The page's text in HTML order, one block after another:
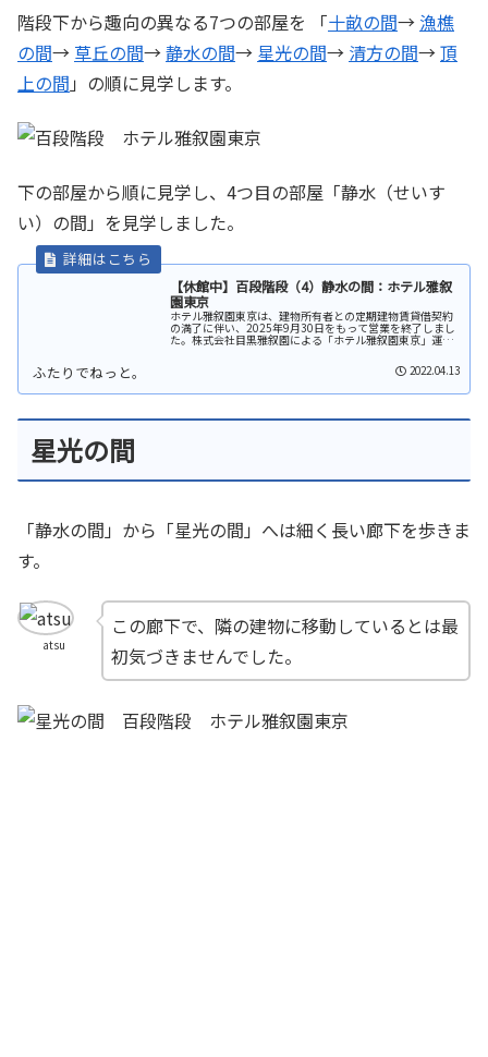
階段下から趣向の異なる7つの部屋を 「十畝の間→ 漁樵
の間→ 草丘の間→静水の間→ 星光の間→ 清方の間→頂
上の間 」の順に見学します。
下の部屋から順に見学し、4つ目の部屋「静水（せいす
い）の間」を見学しました。
【休館中】百段階段（4）静水の間：ホテル雅叙
園東京
ホテル雅叙園東京は、建物所有者との定期建物賃貸借契約
の満了に伴い、2025年9月30日をもって営業を終了しまし
た。株式会社目黒雅叙園による「ホテル雅叙園東京」運営
2022.04.13
星光の間
「静水の間」から「星光の間」へは細く長い廊下を歩きま
す。
atsu
この廊下で、隣の建物に移動しているとは最
初気づきませんでした。